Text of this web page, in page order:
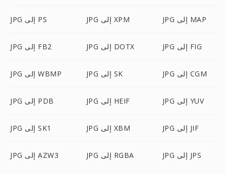
JPG إلى PS JPG إلى XPM JPG إلى MAP
JPG إلى FB2 JPG إلى DOTX JPG إلى FIG
JPG إلى WBMP JPG إلى SK JPG إلى CGM
JPG إلى PDB JPG إلى HEIF JPG إلى YUV
JPG إلى SK1 JPG إلى XBM JPG إلى JIF
JPG إلى AZW3 JPG إلى RGBA JPG إلى JPS